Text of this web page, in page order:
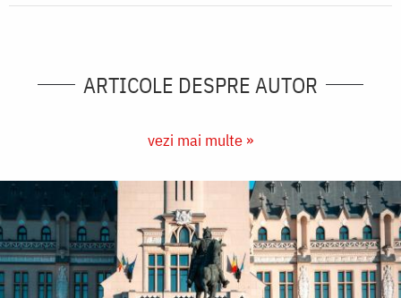
ARTICOLE DESPRE AUTOR
vezi mai multe »